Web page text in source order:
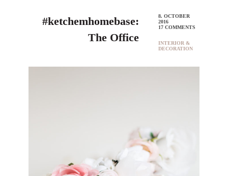
#ketchemhomebase:
The Office
8. OCTOBER
2016
17 COMMENTS
INTERIOR &
DECORATION